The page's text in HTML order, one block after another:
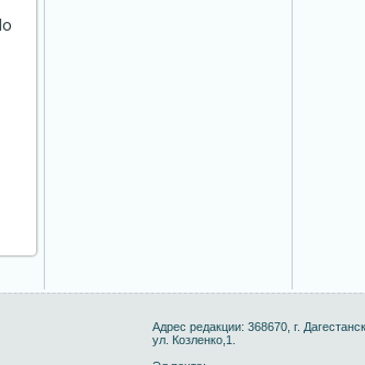
Адрес редакции: 368670, г.
ул. Козленко,1.